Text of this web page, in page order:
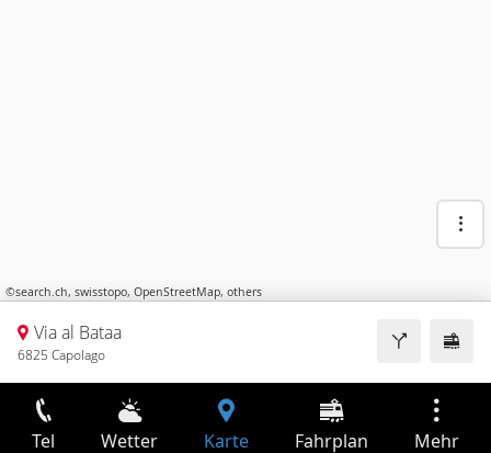
©search.ch, swisstopo, OpenStreetMap, others
Via al Bataa
6825 Capolago
Tel Wetter Karte Fahrplan Mehr